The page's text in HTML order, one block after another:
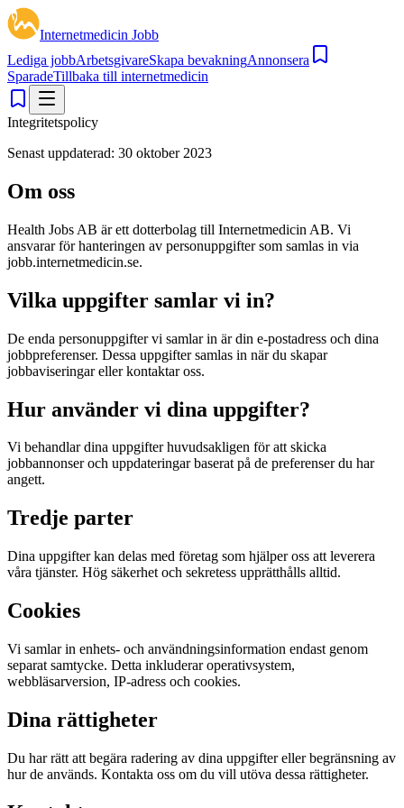
Internetmedicin Jobb
Lediga jobbArbetsgivareSkapa bevakningAnnonsera
SparadeTillbaka till internetmedicin
Integritetspolicy
Senast uppdaterad: 30 oktober 2023
Om oss
Health Jobs AB är ett dotterbolag till Internetmedicin AB. Vi
ansvarar för hanteringen av personuppgifter som samlas in via
jobb.internetmedicin.se.
Vilka uppgifter samlar vi in?
De enda personuppgifter vi samlar in är din e-postadress och dina
jobbpreferenser. Dessa uppgifter samlas in när du skapar
jobbaviseringar eller kontaktar oss.
Hur använder vi dina uppgifter?
Vi behandlar dina uppgifter huvudsakligen för att skicka
jobbannonser och uppdateringar baserat på de preferenser du har
angett.
Tredje parter
Dina uppgifter kan delas med företag som hjälper oss att leverera
våra tjänster. Hög säkerhet och sekretess upprätthålls alltid.
Cookies
Vi samlar in enhets- och användningsinformation endast genom
separat samtycke. Detta inkluderar operativsystem,
webbläsarversion, IP-adress och cookies.
Dina rättigheter
Du har rätt att begära radering av dina uppgifter eller begränsning av
hur de används. Kontakta oss om du vill utöva dessa rättigheter.